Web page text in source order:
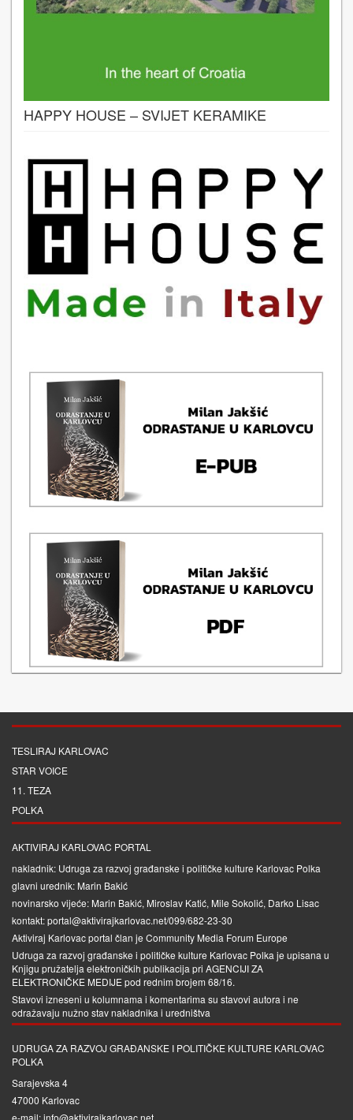
HAPPY HOUSE – SVIJET KERAMIKE
TESLIRAJ KARLOVAC
STAR VOICE
11. TEZA
POLKA
AKTIVIRAJ KARLOVAC PORTAL
nakladnik: Udruga za razvoj građanske i političke kulture Karlovac Polka
glavni urednik: Marin Bakić
novinarsko vijeće: Marin Bakić, Miroslav Katić, Mile Sokolić, Darko Lisac
kontakt: portal@aktivirajkarlovac.net/099/682-23-30
Aktiviraj Karlovac portal član je Community Media Forum Europe
Udruga za razvoj građanske i političke kulture Karlovac Polka je upisana u
Knjigu pružatelja elektroničkih publikacija pri AGENCIJI ZA
ELEKTRONIČKE MEDIJEpod rednim brojem 68/16.
Stavovi izneseni u kolumnama i komentarima su stavovi autora i ne
odražavaju nužno stav nakladnika i uredništva
UDRUGA ZA RAZVOJ GRAĐANSKE I POLITIČKE KULTURE KARLOVAC
POLKA
Sarajevska 4
47000 Karlovac
e-mail: info@aktivirajkarlovac.net